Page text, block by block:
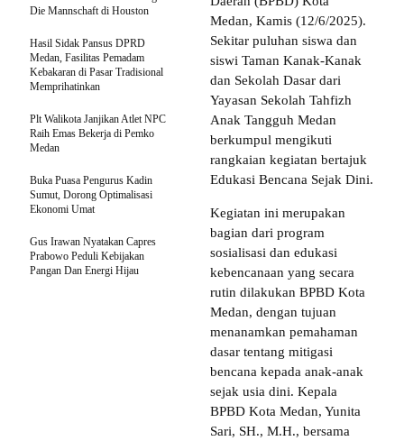
Medan, Kamis (12/6/2025).
Sekitar puluhan siswa dan
siswi Taman Kanak-Kanak
dan Sekolah Dasar dari
Yayasan Sekolah Tahfizh
Anak Tangguh Medan
berkumpul mengikuti
rangkaian kegiatan bertajuk
Edukasi Bencana Sejak Dini.
Kegiatan ini merupakan
bagian dari program
sosialisasi dan edukasi
kebencanaan yang secara
rutin dilakukan BPBD Kota
Medan, dengan tujuan
menanamkan pemahaman
dasar tentang mitigasi
bencana kepada anak-anak
sejak usia dini. Kepala
BPBD Kota Medan, Yunita
Sari, SH., M.H., bersama
Die Mannschaft di Houston
Hasil Sidak Pansus DPRD
Medan, Fasilitas Pemadam
Kebakaran di Pasar Tradisional
Memprihatinkan
Plt Walikota Janjikan Atlet NPC
Raih Emas Bekerja di Pemko
Medan
Buka Puasa Pengurus Kadin
Sumut, Dorong Optimalisasi
Ekonomi Umat
Gus Irawan Nyatakan Capres
Prabowo Peduli Kebijakan
Pangan Dan Energi Hijau